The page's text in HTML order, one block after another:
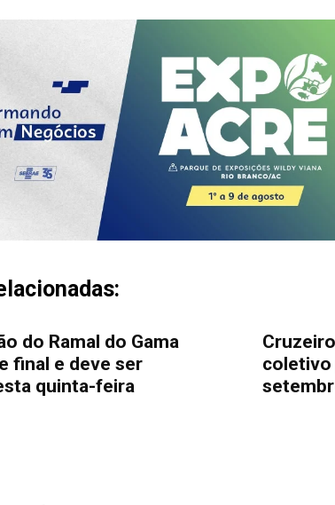
do Ramal do Gama
final e deve ser
quinta-feira
coletivo